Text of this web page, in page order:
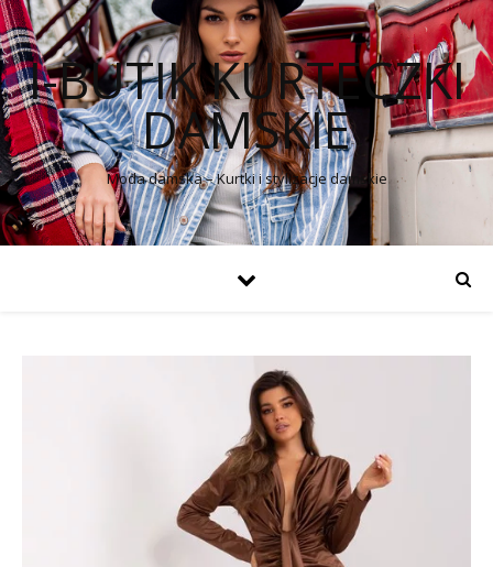
I-BUTIK KURTECZKI
DAMSKIE
Moda damska – Kurtki i stylizacje damskie